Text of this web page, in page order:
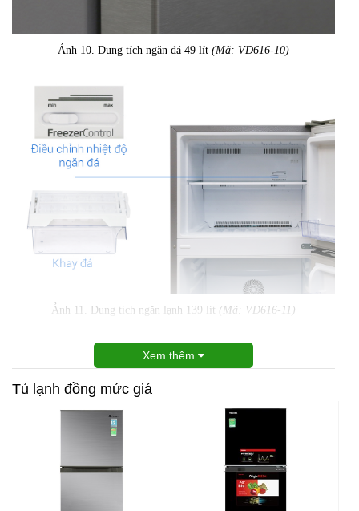
Ảnh 10. Dung tích ngăn đá 49 lít (Mã: VD616-10)
Ảnh 11. Dung tích ngăn lạnh 139 lít (Mã: VD616-11)
Xem thêm
Tủ lạnh đồng mức giá